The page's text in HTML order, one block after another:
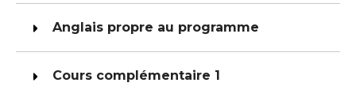
Anglais propre au programme
Cours complémentaire 1